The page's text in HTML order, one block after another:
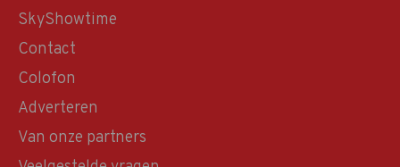
SkyShowtime
Contact
Colofon
Adverteren
Van onze partners